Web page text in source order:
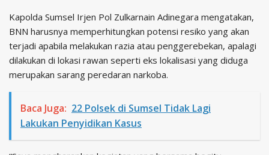
Kapolda Sumsel Irjen Pol Zulkarnain Adinegara mengatakan,
BNN harusnya memperhitungkan potensi resiko yang akan
terjadi apabila melakukan razia atau penggerebekan, apalagi
dilakukan di lokasi rawan seperti eks lokalisasi yang diduga
merupakan sarang peredaran narkoba.
Baca Juga: 22 Polsek di Sumsel Tidak Lagi
Lakukan Penyidikan Kasus